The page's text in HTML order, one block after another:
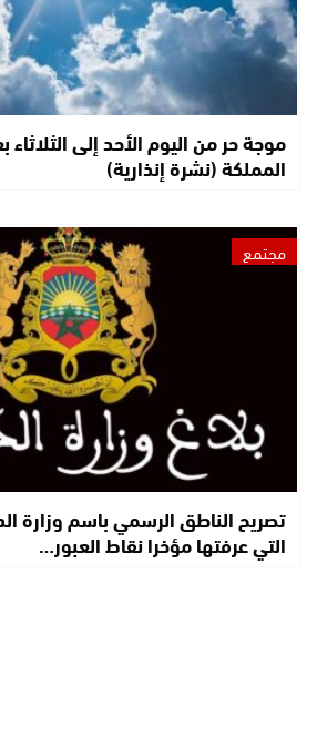
موجة حر من اليوم الأحد إلى
المملكة (نشرة إنذارية)
مجتمع
تصريح الناطق الرسمي باسم وزارة
التي عرفتها مؤخرا نقاط العبور…